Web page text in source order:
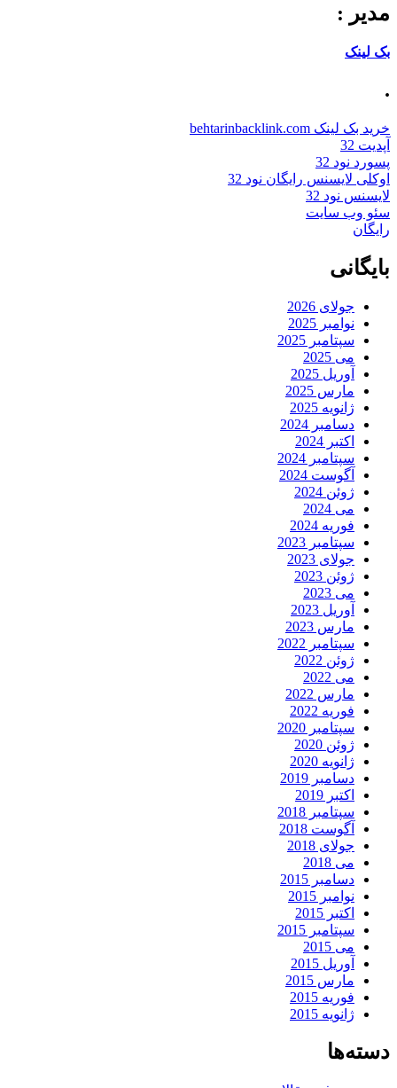
مدیر :
بک لینک
.
خرید بک لینک behtarinbacklink.com
آپدیت 32
پسورد نود 32
اوکلی لایسنس رایگان نود 32
لایسنس نود 32
سئو وب سایت
رایگان
بایگانی
جولای 2026
نوامبر 2025
سپتامبر 2025
می 2025
آوریل 2025
مارس 2025
ژانویه 2025
دسامبر 2024
اکتبر 2024
سپتامبر 2024
آگوست 2024
ژوئن 2024
می 2024
فوریه 2024
سپتامبر 2023
جولای 2023
ژوئن 2023
می 2023
آوریل 2023
مارس 2023
سپتامبر 2022
ژوئن 2022
می 2022
مارس 2022
فوریه 2022
سپتامبر 2020
ژوئن 2020
ژانویه 2020
دسامبر 2019
اکتبر 2019
سپتامبر 2018
آگوست 2018
جولای 2018
می 2018
دسامبر 2015
نوامبر 2015
اکتبر 2015
سپتامبر 2015
می 2015
آوریل 2015
مارس 2015
فوریه 2015
ژانویه 2015
دسته‌ها